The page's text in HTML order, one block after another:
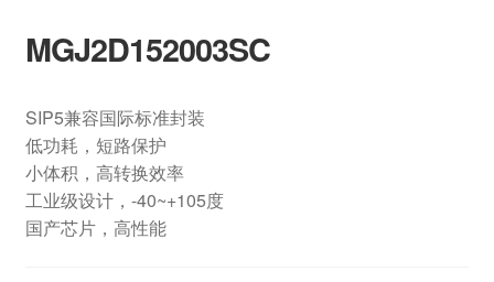
MGJ2D152003SC
SIP5兼容国际标准封装
低功耗，短路保护
小体积，高转换效率
工业级设计，-40~+105度
国产芯片，高性能